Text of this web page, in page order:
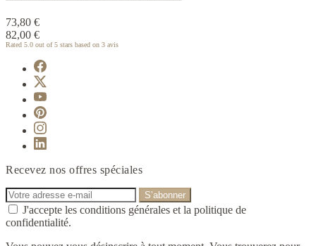
73,80 €
82,00 €
Rated 5.0 out of 5 stars based on 3 avis
Recevez nos offres spéciales
J'accepte les conditions générales et la politique de
confidentialité.